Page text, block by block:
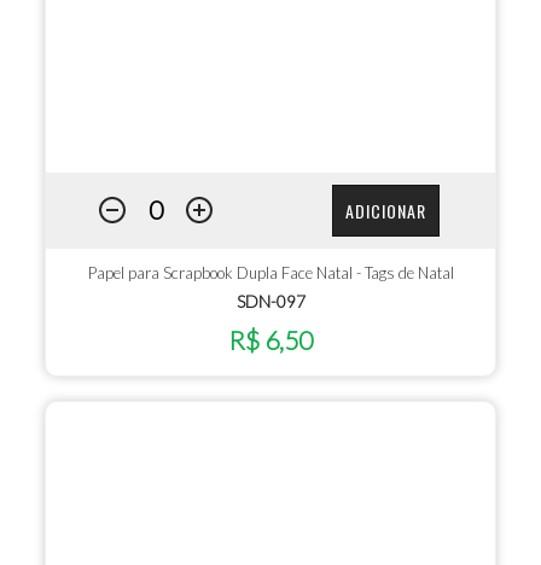
ADICIONAR
Papel para Scrapbook Dupla Face Natal - Tags de Natal
SDN-097
R$ 6,50